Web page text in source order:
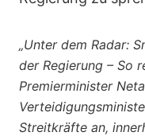
„Unter dem Radar:
der Regierung – So
Premierminister
Streitkräfte an,